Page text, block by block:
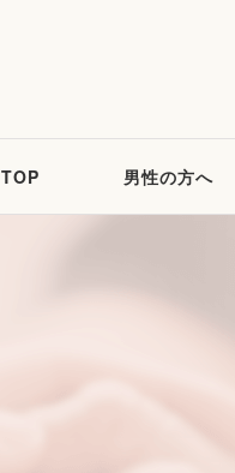
TOP 男性の方へ